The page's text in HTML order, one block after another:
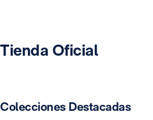
Tienda Oficial
Colecciones Destacadas